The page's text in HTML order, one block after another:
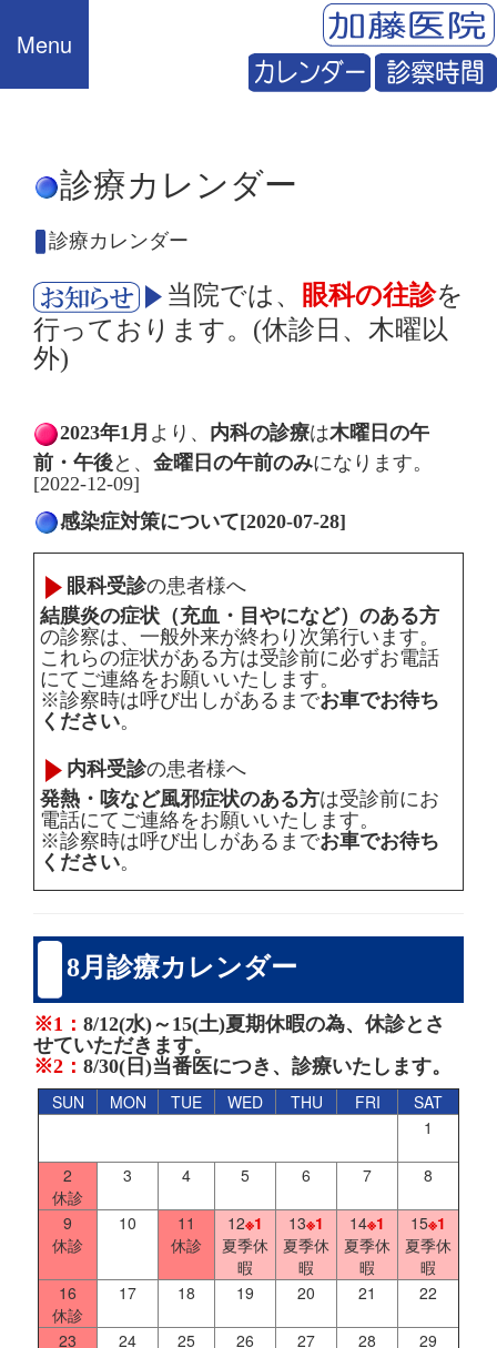
Menu
診療カレンダー
診療カレンダー
当院では、 眼科の往診を
行っております。(休診日、木曜以
外)
2023年1月 より、 内科の診療は木曜日の午
前・午後と、 金曜日の午前のみになります。
[2022-12-09]
感染症対策について[2020-07-28]
眼科受診の患者様へ
結膜炎の症状（充血・目やになど）のある方
の診察は、一般外来が終わり次第行います。
これらの症状がある方は受診前に必ずお電話
にてご連絡をお願いいたします。
※診察時は呼び出しがあるまでお車でお待ち
ください。
内科受診の患者様へ
発熱・咳など風邪症状のある方は受診前にお
電話にてご連絡をお願いいたします。
※診察時は呼び出しがあるまでお車でお待ち
ください。
8月診療カレンダー
※1： 8/12(水)～15(土)夏期休暇の為、休診とさ
せていただきます。
※2： 8/30(日)当番医につき、診療いたします。
SUN
MON TUE WED THU FRI
SAT
1
2
休診
3 4 5 6 7 8
9
休診
10
11
休診
12※1
夏季休
暇
13※1
夏季休
暇
14※1
夏季休
暇
15※1
夏季休
暇
16
休診
17 18 19 20 21 22
23
24 25 26 27 28 29